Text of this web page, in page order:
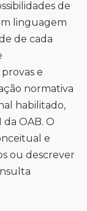
de
linguagem
de cada
e
normativa
habilitado,
OAB. O
e
ou descrever